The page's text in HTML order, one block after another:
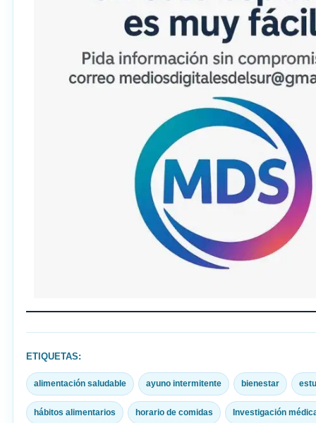
ETIQUETAS:
alimentación saludable ayuno intermitente bienestar
hábitos alimentarios horario de comidas Investigación